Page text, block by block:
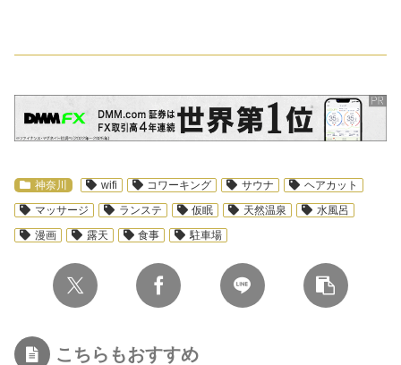
スポンサーリンク
神奈川 wifi コワーキング サウナ
ヘアカット
マッサージ
ランステ 仮眠 天然温泉
水風呂
漫画
露天 食事 駐車場
こちらもおすすめ